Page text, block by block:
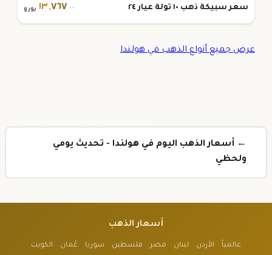
سعر سبيكة ذهب ١٠ تولة عيار ٢٤ ١٣,٧٦٧.٠٠ يورو
عرض جميع أنواع الذهب في هولندا
← أسعار الذهب اليوم في هولندا - تحديث يومي
ولحظي
أسعار الذهب
عالمياً الأردن لبنان مصر فلسطين سوريا عُمان الكويت